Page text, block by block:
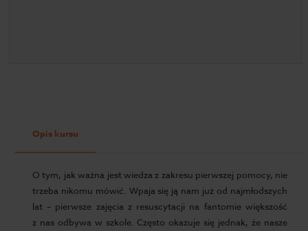
Opis kursu
O tym, jak ważna jest wiedza z zakresu pierwszej pomocy, nie
trzeba nikomu mówić. Wpaja się ją nam już od najmłodszych
lat – pierwsze zajęcia z resuscytacji na fantomie większość
z nas odbywa w szkole. Często okazuje się jednak, że nasze